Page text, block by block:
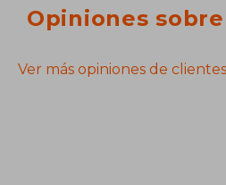
Opiniones
Ver más opiniones de clientes